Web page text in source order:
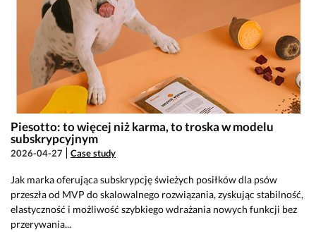
Piesotto: to więcej niż karma, to troska w modelu
subskrypcyjnym
2026-04-27 Case study
Jak marka oferująca subskrypcję świeżych posiłków dla psów
przeszła od MVP do skalowalnego rozwiązania, zyskując stabilność,
elastyczność i możliwość szybkiego wdrażania nowych funkcji bez
przerywania...